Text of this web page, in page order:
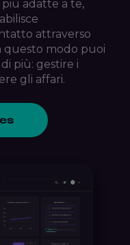
adatte a te,
attraverso
questo modo puoi
più: gestire i
gli affari.